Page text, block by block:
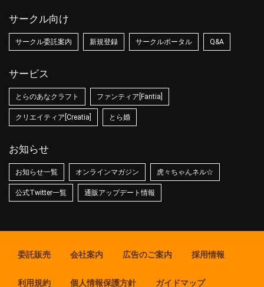
サークル向け
サークル委託案内 新規登録 サークルポータル Q&A
サービス
とらのあなクラフト ファンティア[Fantia]
クリエイティア[Creatia] とら婚
お知らせ
お知らせ一覧 オンラインマガジン 虎々ちゃんネル☆
公式Twitter一覧 通販アップデート情報
委託販売 会社案内 広告のご案内 採用情報
利用規約 個人情報保護方針 ガイドマップ